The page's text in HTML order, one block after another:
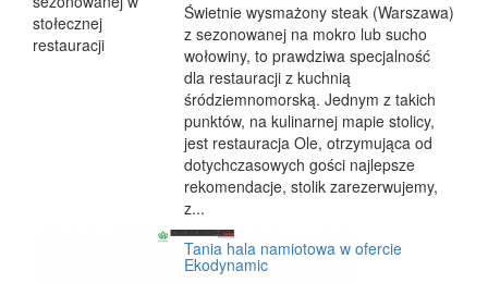
Świetnie wysmażony steak (Warszawa)
z sezonowanej na mokro lub sucho
wołowiny, to prawdziwa specjalność
dla restauracji z kuchnią
śródziemnomorską. Jednym z takich
punktów, na kulinarnej mapie stolicy,
jest restauracja Ole, otrzymująca od
dotychczasowych gości najlepsze
rekomendacje, stolik zarezerwujemy,
z...
Tania hala namiotowa w ofercie
Ekodynamic